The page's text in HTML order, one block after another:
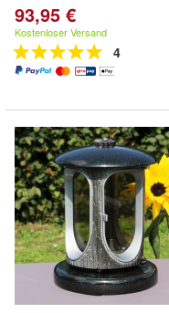
93,95 €
Kostenloser Versand
4